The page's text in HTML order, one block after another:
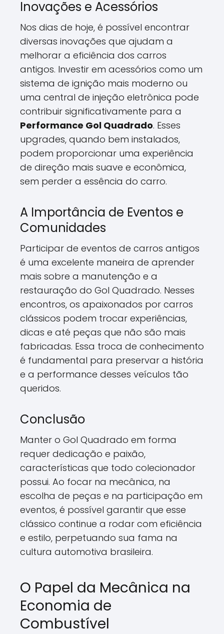
Inovações e Acessórios
Nos dias de hoje, é possível encontrar
diversas inovações que ajudam a
melhorar a eficiência dos carros
antigos. Investir em acessórios como um
sistema de ignição mais moderno ou
uma central de injeção eletrônica pode
contribuir significativamente para a
Performance Gol Quadrado. Esses
upgrades, quando bem instalados,
podem proporcionar uma experiência
de direção mais suave e econômica,
sem perder a essência do carro.
A Importância de Eventos e
Comunidades
Participar de eventos de carros antigos
é uma excelente maneira de aprender
mais sobre a manutenção e a
restauração do Gol Quadrado. Nesses
encontros, os apaixonados por carros
clássicos podem trocar experiências,
dicas e até peças que não são mais
fabricadas. Essa troca de conhecimento
é fundamental para preservar a história
e a performance desses veículos tão
queridos.
Conclusão
Manter o Gol Quadrado em forma
requer dedicação e paixão,
características que todo colecionador
possui. Ao focar na mecânica, na
escolha de peças e na participação em
eventos, é possível garantir que esse
clássico continue a rodar com eficiência
e estilo, perpetuando sua fama na
cultura automotiva brasileira.
O Papel da Mecânica na
Economia de
Combustível